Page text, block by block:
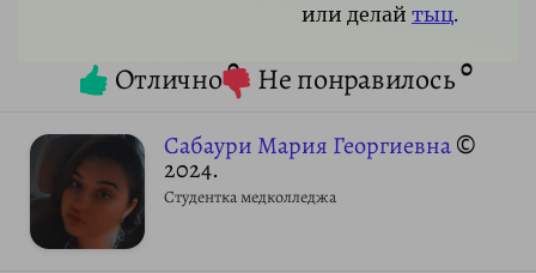
или делай тыц.
Отлично0 Не понравилось0
Сабаури Мария Георгиевна©
2024.
Студентка медколледжа